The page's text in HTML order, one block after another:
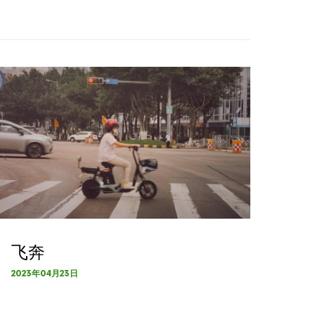
飞奔
2023年04月23日